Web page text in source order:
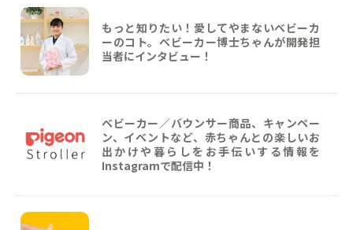
もっと知りたい！愛してやまないベビーカ
ーのコト。ベビーカー博士ちゃんが開発担
当者にインタビュー！
ベビーカー／バウンサー商品、キャンペー
ン、イベントなど、赤ちゃんとの楽しいお
出かけや暮らしをお手伝いする情報を
Instagramで配信中！